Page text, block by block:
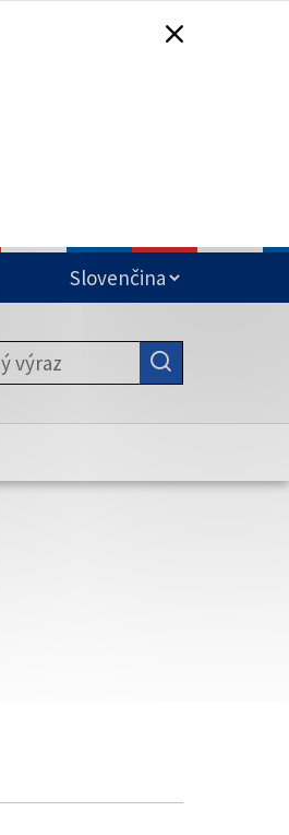
vždy začína
KARTE
KARTE
KARTE